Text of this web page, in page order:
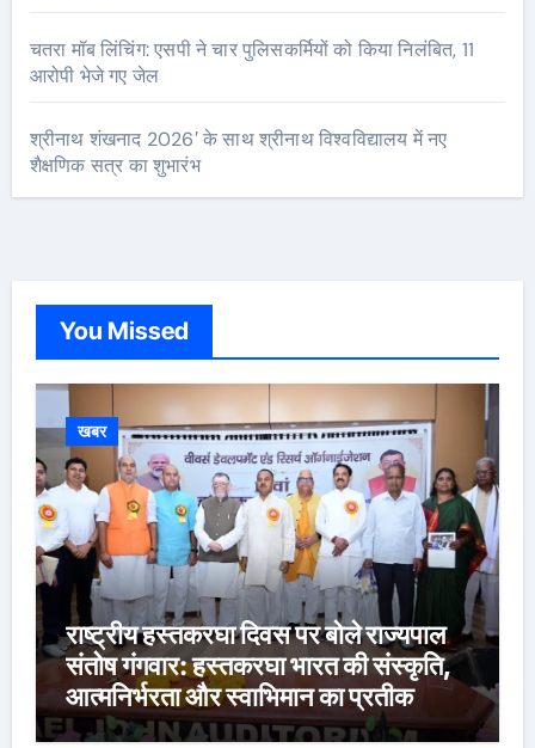
चतरा मॉब लिंचिंग: एसपी ने चार पुलिसकर्मियों को किया निलंबित, 11
आरोपी भेजे गए जेल
श्रीनाथ शंखनाद 2026′ के साथ श्रीनाथ विश्वविद्यालय में नए
शैक्षणिक सत्र का शुभारंभ
You Missed
खबर
राष्ट्रीय हस्तकरघा दिवस पर बोले राज्यपाल
संतोष गंगवार: हस्तकरघा भारत की संस्कृति,
आत्मनिर्भरता और स्वाभिमान का प्रतीक